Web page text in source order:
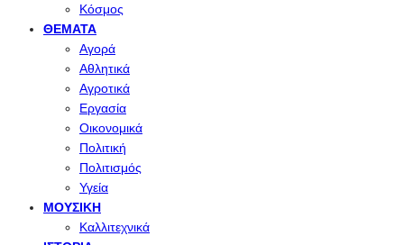
Κόσμος
ΘΈΜΑΤΑ
Αγορά
Αθλητικά
Αγροτικά
Εργασία
Οικονομικά
Πολιτική
Πολιτισμός
Υγεία
ΜΟΥΣΙΚΉ
Καλλιτεχνικά